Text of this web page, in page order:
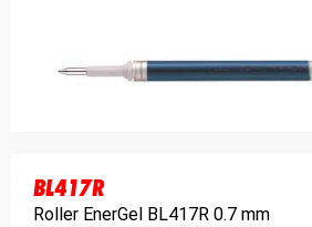
BL417R
Roller EnerGel BL417R 0.7 mm